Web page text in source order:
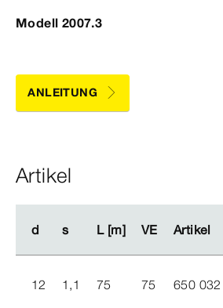
Modell 2007.3
ANLEITUNG
Artikel
d s L [m] VE Artikel
d s L [m] VE Artikel
12 1,1 75 75 650 032